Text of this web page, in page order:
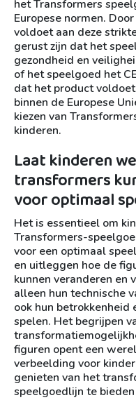
het Transformers
Europese normen.
voldoet aan deze
gerust zijn dat het
gezondheid en
of het speelgoed het
dat het product
binnen de Europese
kiezen van
kinderen.
Laat kinderen
transformers
voor optimaal
Het is essentieel om
Transformers-
voor een optimaal
en uitleggen hoe de
kunnen veranderen en
alleen hun technische
ook hun
spelen. Het begrijpen
figuren opent een
verbeelding voor
genieten van het
speelgoedlijn te